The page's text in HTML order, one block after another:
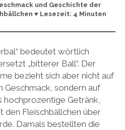
und Geschichte der
♥ Lesezeit: 4 Minuten
bedeutet wörtlich
„bitterer Ball“. Der
bezieht sich aber nicht auf
Geschmack, sondern auf
hochprozentige Getränk,
den Fleischbällchen über
Damals bestellten die